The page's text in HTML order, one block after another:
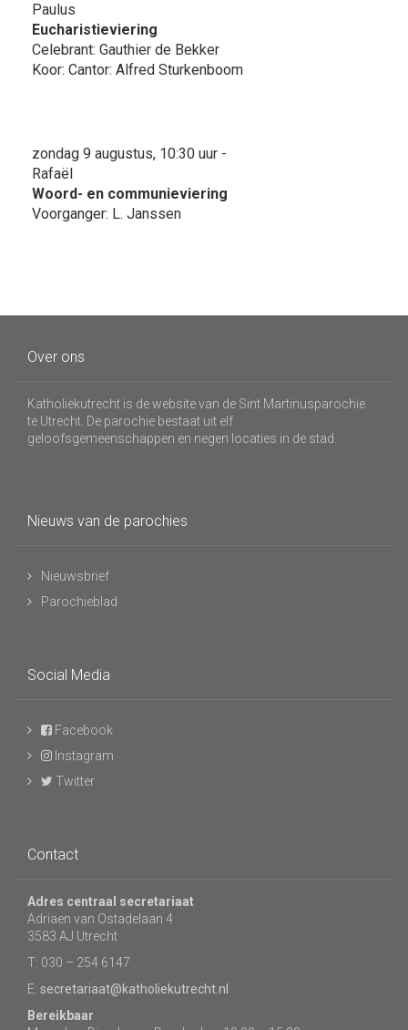
Paulus
Eucharistieviering
Celebrant: Gauthier de Bekker
Koor: Cantor: Alfred Sturkenboom
zondag 9 augustus, 10:30 uur -
Rafaël
Woord- en communieviering
Voorganger: L. Janssen
Over ons
Katholiekutrecht is de website van de Sint Martinusparochie
te Utrecht. De parochie bestaat uit elf
geloofsgemeenschappen en negen locaties in de stad.
Nieuws van de parochies
Nieuwsbrief
Parochieblad
Social Media
Facebook
Instagram
Twitter
Contact
Adres centraal secretariaat
Adriaen van Ostadelaan 4
3583 AJ Utrecht
T: 030 – 254 6147
E: secretariaat@katholiekutrecht.nl
Bereikbaar